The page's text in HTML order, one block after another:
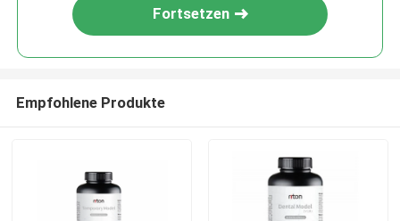
Fortsetzen
Empfohlene Produkte